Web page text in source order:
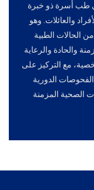
طب أسرة ذو خبرة
والعائلات. وهو
الطبية
والحادة والرعاية
مع التركيز على
الدورية
الصحية المزمنة